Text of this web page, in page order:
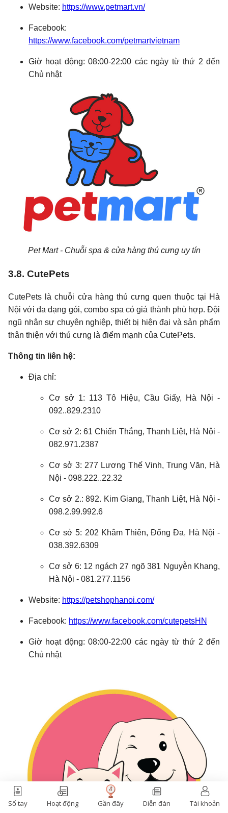
Sổ tay Hoạt động Gần đây Diễn đàn Tài khoản